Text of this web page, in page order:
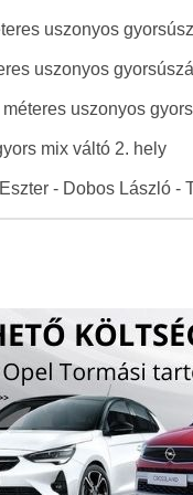
uszonyos
uszonyos
uszonyos
mix váltó 2. hely
- Dobos László -